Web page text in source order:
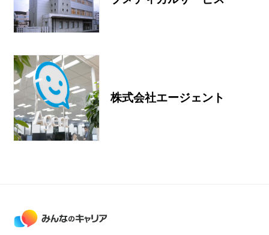
株式会社エージェント